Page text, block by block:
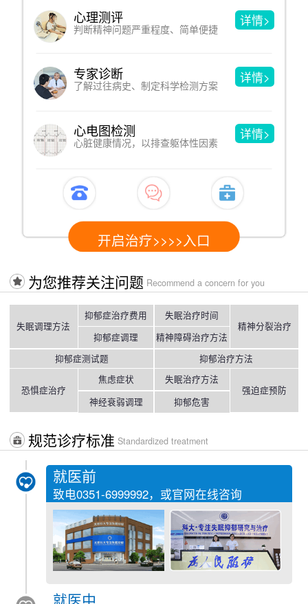
沙盘游戏
洞见人的内心，于游戏中改善心理
详情>
催眠疗法
借助暗示性语言，消除心理和躯体疾病
详情>
认知行为疗法
改变不合理认知，进而改变心理问题
详情>
开启治疗>>>>入口
为您推荐关注问题 Recommend a concern for you
失眠调理方法
抑郁症治疗费用
抑郁症调理
失眠治疗时间
精神障碍治疗方法
精神分裂治疗
抑郁症测试题 抑郁治疗方法
恐惧症治疗
焦虑症状
神经衰弱调理
失眠治疗方法
抑郁危害
强迫症预防
规范诊疗标准 Standardized treatment
就医前
致电0351-6999992，或官网在线咨询
就医中